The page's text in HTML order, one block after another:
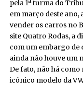
pela 1ª turma do
em março deste ano,
vender os carros no
site Quatro Rodas, a
com um embargo de
ainda não houve um
De fato, não há
icônico modelo da